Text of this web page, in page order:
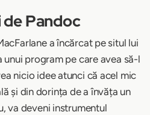
de Pandoc
a încărcat pe situl lui
unui program pe care avea să-l
nicio idee atunci că acel mic
și din dorința de a învăța un
va deveni instrumentul